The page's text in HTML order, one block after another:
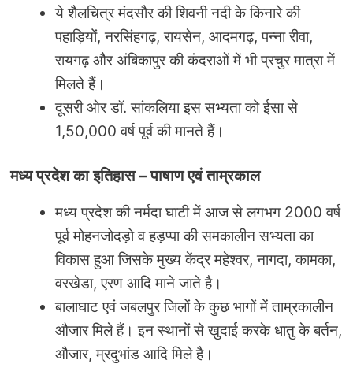
ये शैलचित्र मंदसौर की शिवनी नदी के किनारे की
पहाड़ियों, नरसिंहगढ़, रायसेन, आदमगढ़, पन्ना रीवा,
रायगढ़ और अंबिकापुर की कंदराओं में भी प्रचुर मात्रा में
मिलते हैं।
दूसरी ओर डॉ. सांकलिया इस सभ्यता को ईसा से
1,50,000 वर्ष पूर्व की मानते हैं।
मध्य प्रदेश का इतिहास–पाषाण एवं ताम्रकाल
मध्य प्रदेश की नर्मदा घाटी में आज से लगभग 2000 वर्ष
पूर्व मोहनजोदड़ो व हड़प्पा की समकालीन सभ्यता का
विकास हुआ जिसके मुख्य केंद्र महेश्वर, नागदा, कामका,
वरखेडा, एरण आदि माने जाते है।
बालाघाट एवं जबलपुर जिलों के कुछ भागों में ताम्रकालीन
औजार मिले हैं। इन स्थानों से खुदाई करके धातु के बर्तन,
औजार, म्रदुभांड आदि मिले है।